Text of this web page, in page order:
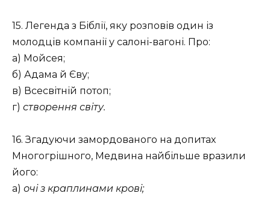
15. Легенда з Біблії, яку розповів один із
молодців компанії у салоні-вагоні. Про:
а) Мойсея;
б) Адама й Єву;
в) Всесвітній потоп;
г) створення світу.
16. Згадуючи замордованого на допитах
Многогрішного, Медвина найбільше вразили
його:
а) очі з краплинами крові;